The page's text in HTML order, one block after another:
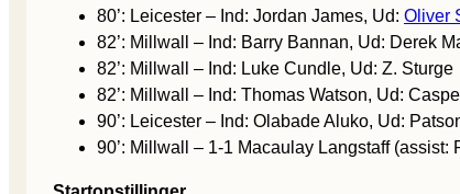
80’: Leicester – Ind: Jordan James, Ud: Oliver
82’: Millwall – Ind: Barry Bannan, Ud: Derek
82’: Millwall – Ind: Luke Cundle, Ud: Z. Sturge
82’: Millwall – Ind: Thomas Watson, Ud:
90’: Leicester – Ind: Olabade Aluko, Ud:
90’: Millwall – 1-1 Macaulay Langstaff (assist: